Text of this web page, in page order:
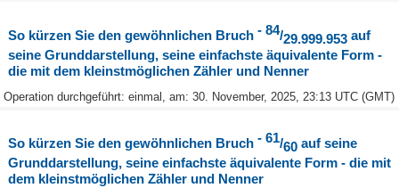
So kürzen Sie den gewöhnlichen Bruch - 84/29.999.953auf
seine Grunddarstellung, seine einfachste äquivalente Form -
die mit dem kleinstmöglichen Zähler und Nenner
Operation durchgeführt: einmal, am: 30. November, 2025, 23:13 UTC (GMT)
So kürzen Sie den gewöhnlichen Bruch - 61/60auf seine
Grunddarstellung, seine einfachste äquivalente Form - die mit
dem kleinstmöglichen Zähler und Nenner